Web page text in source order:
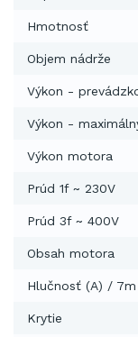
Hmotnosť
Objem nádrže
Výkon -
Výkon -
Výkon motora
Prúd 1f ~ 230V
Prúd 3f ~ 400V
Obsah motora
Hlučnosť (A) / 7m
Krytie